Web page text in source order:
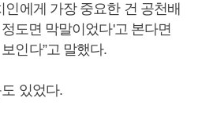
에게 가장 중요한 건 공천배
도면 막말이었다'고 본다면
인다”고 말했다.
있었다.